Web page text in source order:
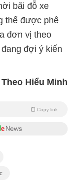
bãi đỗ xe
thể được phê
đơn vị theo
đợi ý kiến
Theo Hiểu Minh
Copy link